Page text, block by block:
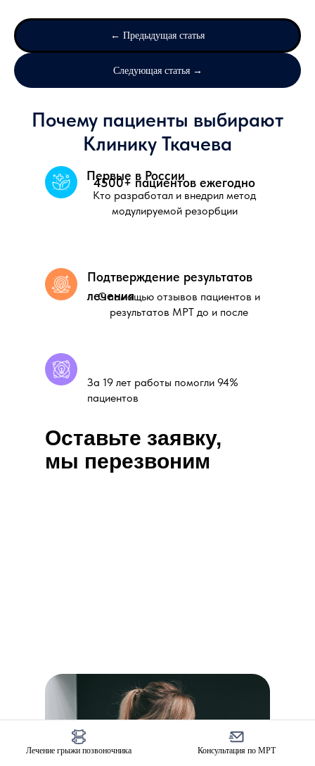
Лечение грыжи позвоночника Консультация по МРТ
← Предыдущая статья
Следующая статья →
Почему пациенты выбирают
Клинику Ткачева
Первые в России
4500+ пациентов ежегодно
Кто разработал и внедрил метод
модулируемой резорбции
Подтверждение результатов
лечения
С помощью отзывов пациентов и
результатов МРТ до и после
За 19 лет работы помогли 94%
пациентов
Оставьте заявку,
мы перезвоним